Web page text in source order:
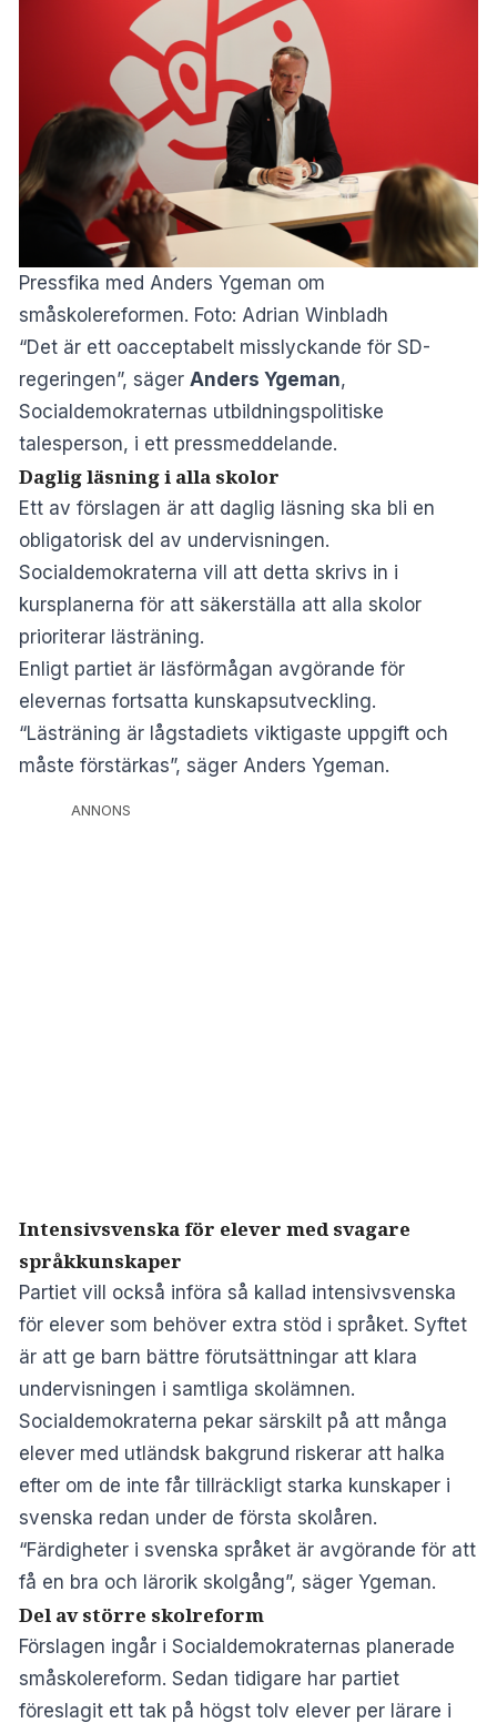
Pressfika med Anders Ygeman om
småskolereformen. Foto: Adrian Winbladh
“Det är ett oacceptabelt misslyckande för SD-
regeringen”, säger Anders Ygeman,
Socialdemokraternas utbildningspolitiske
talesperson, i ett pressmeddelande.
Daglig läsning i alla skolor
Ett av förslagen är att daglig läsning ska bli en
obligatorisk del av undervisningen.
Socialdemokraterna vill att detta skrivs in i
kursplanerna för att säkerställa att alla skolor
prioriterar lästräning.
Enligt partiet är läsförmågan avgörande för
elevernas fortsatta kunskapsutveckling.
“Lästräning är lågstadiets viktigaste uppgift och
måste förstärkas”, säger Anders Ygeman.
ANNONS
Intensivsvenska för elever med svagare
språkkunskaper
Partiet vill också införa så kallad intensivsvenska
för elever som behöver extra stöd i språket. Syftet
är att ge barn bättre förutsättningar att klara
undervisningen i samtliga skolämnen.
Socialdemokraterna pekar särskilt på att många
elever med utländsk bakgrund riskerar att halka
efter om de inte får tillräckligt starka kunskaper i
svenska redan under de första skolåren.
“Färdigheter i svenska språket är avgörande för att
få en bra och lärorik skolgång”, säger Ygeman.
Del av större skolreform
Förslagen ingår i Socialdemokraternas planerade
småskolereform. Sedan tidigare har partiet
föreslagit ett tak på högst tolv elever per lärare i